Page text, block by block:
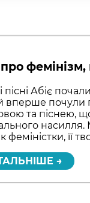
Абіє
вперше почули
та піснею, що
феміністки, її
→